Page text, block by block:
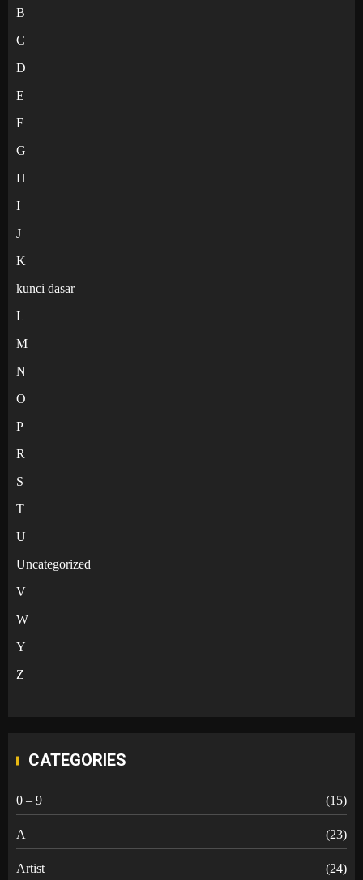
B
C
D
E
F
G
H
I
J
K
kunci dasar
L
M
N
O
P
R
S
T
U
Uncategorized
V
W
Y
Z
CATEGORIES
0 – 9 (15)
A (23)
Artist (24)